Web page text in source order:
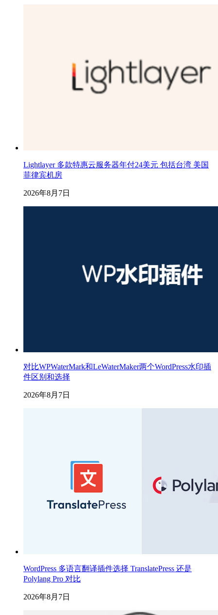
Lightlayer 多款特惠云服务器年付24美元 包括台湾 美国
菲律宾机房
2026年8月7日
对比WPWaterMark和LeWaterMaker两个WordPress水印插
件区别和选择
2026年8月7日
WordPress 多语言翻译插件选择 TranslatePress 还是
Polylang Pro 对比
2026年8月7日